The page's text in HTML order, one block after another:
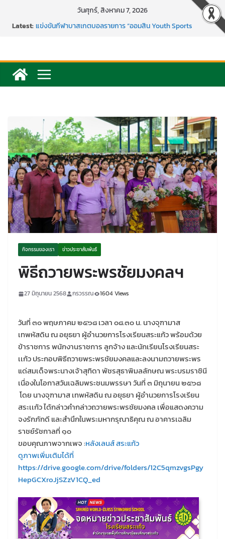
content
วันศุกร์, สิงหาคม 7, 2026
Latest:
การพัฒนานวัตกรรมบอร์ดเกม เพื่อการเรียนรู้เชิงรุก ประจำปี
2569
กิจกรรมบริจาคโลหิต ยิ่งให้ยิ่งได้ ครั้งที่ 51
กีฬาอีสปอร์ต (FC Online PC)
กิจกรรมของเรา ข่าวประชาสัมพันธ์
พิธีถวายพระพรชัยมงคลฯ
27 มิถุนายน 2568 กรวรรณ 1604 Views
วันที่ ๓๐ พฤษภาคม ๒๕๖๘ เวลา ๐๘.๓๐ น. นางจุฑามาส
เทพหัสดิน ณ อยุธยา ผู้อำนวยการโรงเรียนสระแก้ว พร้อมด้วย
ข้าราชการ พนักงานราชการ ลูกจ้าง และนักเรียนโรงเรียนสระ
เเก้ว ประกอบพิธีถวายพระพรชัยมงคลและลงนามถวายพระพร
แด่สมเด็จพระนางเจ้าสุทิดา พัชรสุธาพิมลลักษณ พระบรมราชินี
เนื่องในโอกาสวันเฉลิมพระชนมพรรษา วันที่ ๓ มิถุนายน ๒๕๖๘
โดย นางจุฑามาส เทพหัสดิน ณ อยุธยา ผู้อำนวยการโรงเรียน
สระเเก้ว ได้กล่าวคำกล่าวถวายพระพรชัยมงคล เพื่อแสดงความ
จงรักภักดี และสำนึกในพระมหากรุณาธิคุณ ณ อาคารเฉลิม
ราชย์รัชกาลที่ ๑๐
ขอบคุณภาพจากเพจ :หลังเลนส์ สระแก้ว
ดูภาพเพิ่มเติมได้ที่
https://drive.google.com/drive/folders/12C5qmzvgsPgy
HepGCXroJjSZzV1CQ_ed